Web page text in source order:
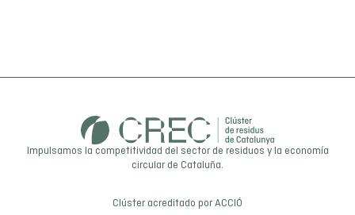
Impulsamos la competitividad del sector de residuos y la economía
circular de Cataluña.
Clúster acreditado porACCIÓ